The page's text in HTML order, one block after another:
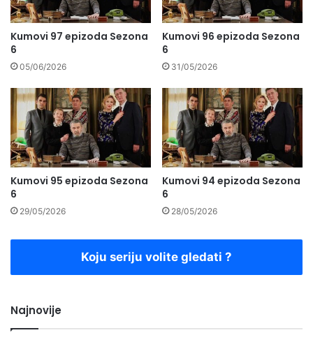
Kumovi 97 epizoda Sezona
6
05/06/2026
Kumovi 96 epizoda Sezona
6
31/05/2026
Kumovi 95 epizoda Sezona
6
29/05/2026
Kumovi 94 epizoda Sezona
6
28/05/2026
Koju seriju volite gledati ?
Najnovije